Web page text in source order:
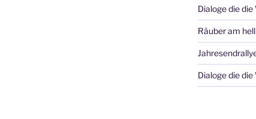
Dialoge die
Räuber am
Dialoge die